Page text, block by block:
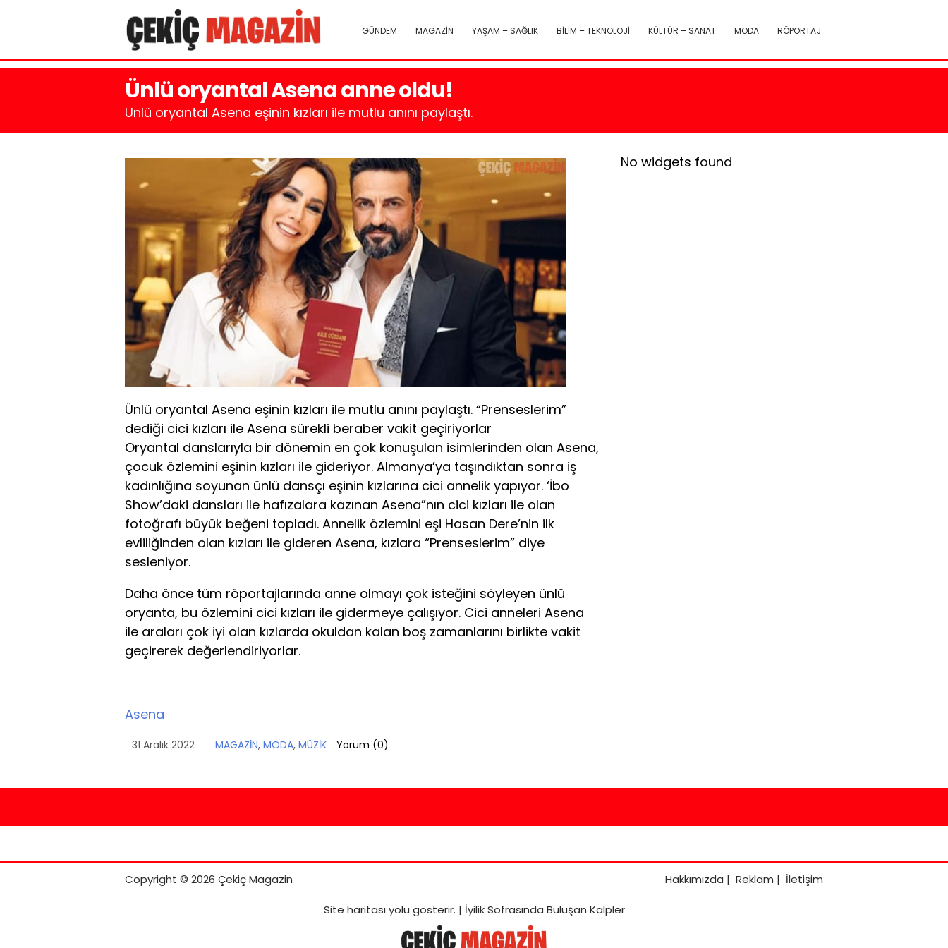
GÜNDEM MAGAZİN YAŞAM – SAĞLIK BİLİM – TEKNOLOJİ KÜLTÜR – SANAT MODA RÖPORTAJ
Ünlü oryantal Asena anne oldu!
Ünlü oryantal Asena eşinin kızları ile mutlu anını paylaştı.
Ünlü oryantal Asena eşinin kızları ile mutlu anını paylaştı. “Prenseslerim”
dediği cici kızları ile Asena sürekli beraber vakit geçiriyorlar
Oryantal danslarıyla bir dönemin en çok konuşulan isimlerinden olan Asena,
çocuk özlemini eşinin kızları ile gideriyor. Almanya’ya taşındıktan sonra iş
kadınlığına soyunan ünlü dansçı eşinin kızlarına cici annelik yapıyor. ‘İbo
Show’daki dansları ile hafızalara kazınan Asena”nın cici kızları ile olan
fotoğrafı büyük beğeni topladı. Annelik özlemini eşi Hasan Dere’nin ilk
evliliğinden olan kızları ile gideren Asena, kızlara “Prenseslerim” diye
sesleniyor.
Daha önce tüm röportajlarında anne olmayı çok isteğini söyleyen ünlü
oryanta, bu özlemini cici kızları ile gidermeye çalışıyor. Cici anneleri Asena
ile araları çok iyi olan kızlarda okuldan kalan boş zamanlarını birlikte vakit
geçirerek değerlendiriyorlar.
Asena
31 Aralık 2022 MAGAZİN, MODA, MÜZİK Yorum (0)
No widgets found
Copyright © 2026 Çekiç Magazin Hakkımızda | Reklam | İletişim
Site haritasıyolu gösterir. | İyilik Sofrasında Buluşan Kalpler